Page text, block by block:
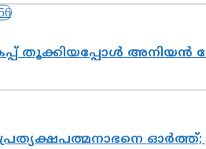
തൂക്കിയപ്പോൾ അനിയൻ
ഓർത്ത്;